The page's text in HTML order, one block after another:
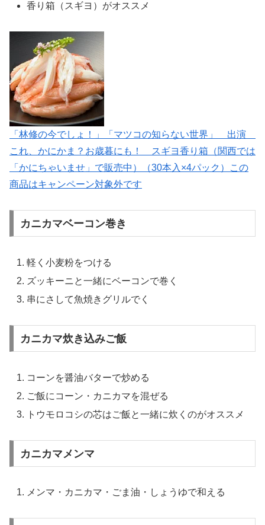
香り箱（スギヨ）がオススメ
「林修の今でしょ！」「マツコの知らない世界」 出演
これ、かにかま？お歳暮にも！ スギヨ香り箱（関西では
「かにちゃいませ」で販売中）（30本入×4パック）この
商品はキャンペーン対象外です
カニカマベーコン巻き
軽く小麦粉をつける
ズッキーニと一緒にベーコンで巻く
串にさして魚焼きグリルでく
カニカマ炊き込みご飯
コーンを醤油バターで炒める
ご飯にコーン・カニカマを混ぜる
トウモロコシの芯はご飯と一緒に炊くのがオススメ
カニカマメンマ
メンマ・カニカマ・ごま油・しょうゆで和える